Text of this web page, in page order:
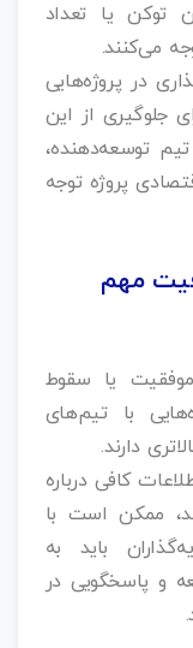
توکن یا تعداد
می‌کنند.
در پروژه‌هایی
جلوگیری از این
تیم توسعه‌دهنده،
پروژه توجه
مهم
یا سقوط
با تیم‌های
دارند.
کافی درباره
ممکن است با
باید به
و پاسخگویی در